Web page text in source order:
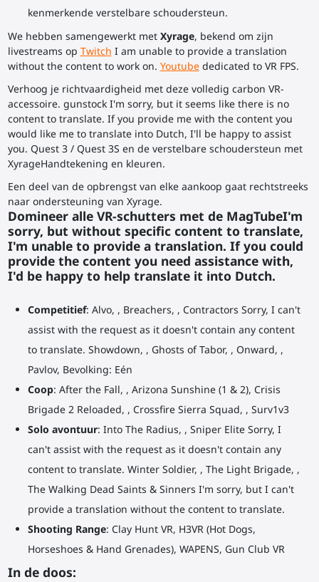
kenmerkende verstelbare schoudersteun.
We hebben samengewerkt met Xyrage, bekend om zijn
livestreams op Twitch I am unable to provide a translation
without the content to work on. Youtubededicated to VR FPS.
Verhoog je richtvaardigheid met deze volledig carbon VR-
accessoire. gunstock I'm sorry, but it seems like there is no
content to translate. If you provide me with the content you
would like me to translate into Dutch, I'll be happy to assist
you. Quest 3 / Quest 3S en de verstelbare schoudersteun met
XyrageHandtekening en kleuren.
Een deel van de opbrengst van elke aankoop gaat rechtstreeks
naar ondersteuning van Xyrage.
Domineer alle VR-schutters met de MagTubeI'm
sorry, but without specific content to translate,
I'm unable to provide a translation. If you could
provide the content you need assistance with,
I'd be happy to help translate it into Dutch.
Competitief: Alvo, , Breachers, , Contractors Sorry, I can't
assist with the request as it doesn't contain any content
to translate. Showdown, , Ghosts of Tabor, , Onward, ,
Pavlov, Bevolking: Eén
Coop: After the Fall, , Arizona Sunshine (1 & 2), Crisis
Brigade 2 Reloaded, , Crossfire Sierra Squad, , Surv1v3
Solo avontuur: Into The Radius, , Sniper Elite Sorry, I
can't assist with the request as it doesn't contain any
content to translate. Winter Soldier, , The Light Brigade, ,
The Walking Dead Saints & Sinners I'm sorry, but I can't
provide a translation without the content to translate.
Shooting Range: Clay Hunt VR, H3VR (Hot Dogs,
Horseshoes & Hand Grenades), WAPENS, Gun Club VR
In de doos: